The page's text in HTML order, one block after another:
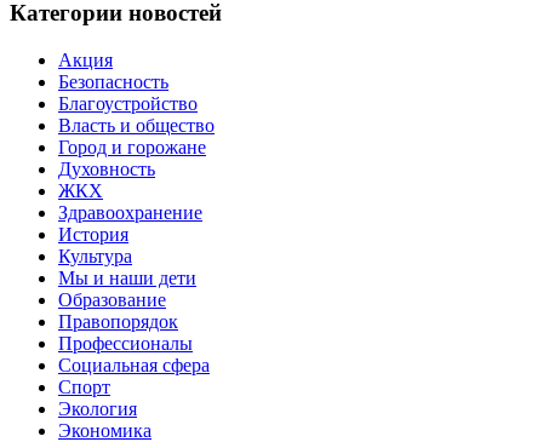
Категории новостей
Акция
Безопасность
Благоустройство
Власть и общество
Город и горожане
Духовность
ЖКХ
Здравоохранение
История
Культура
Мы и наши дети
Образование
Правопорядок
Профессионалы
Социальная сфера
Спорт
Экология
Экономика